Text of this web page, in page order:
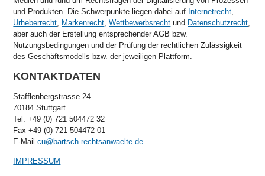
und Produkten. Die Schwerpunkte liegen dabei auf Internetrecht,
Urheberrecht, Markenrecht,Wettbewerbsrecht und Datenschutzrecht,
aber auch der Erstellung entsprechender AGB bzw.
Nutzungsbedingungen und der Prüfung der rechtlichen Zulässigkeit
des Geschäftsmodells bzw. der jeweiligen Plattform.
KONTAKTDATEN
Stafflenbergstrasse 24
70184 Stuttgart
Tel. +49 (0) 721 504472 32
Fax +49 (0) 721 504472 01
E-Mailcu@bartsch-rechtsanwaelte.de
IMPRESSUM